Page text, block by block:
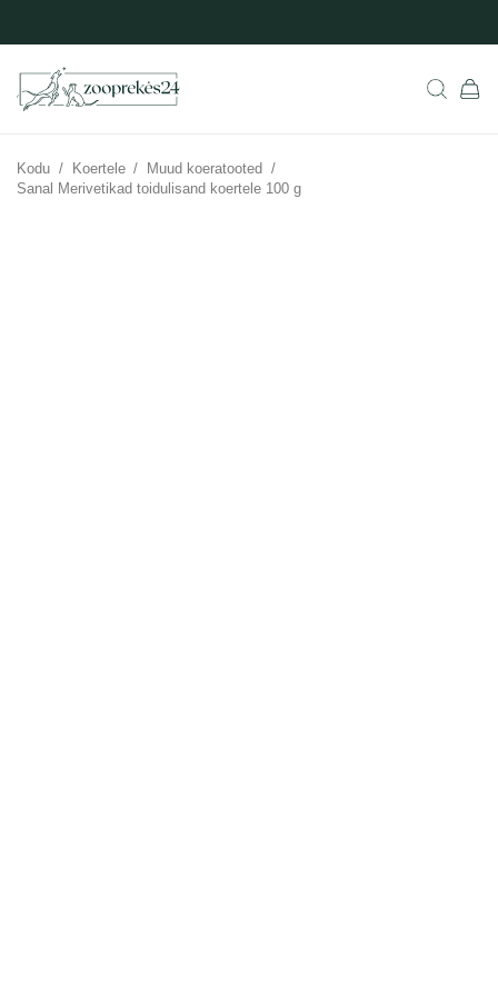
Kodu / Koertele / Muud koeratooted /
Sanal Merivetikad toidulisand koertele 100 g